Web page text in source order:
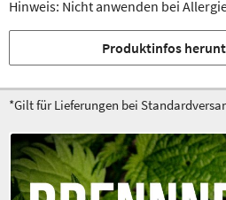
Hinweis: Nicht anwenden bei
Produktinfos
*Gilt für Lieferungen bei